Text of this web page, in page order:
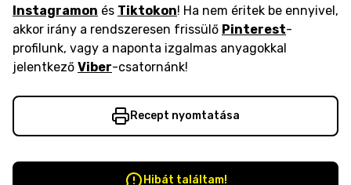
Instagramon és Tiktokon! Ha nem éritek be ennyivel,
akkor irány a rendszeresen frissülő Pinterest-
profilunk, vagy a naponta izgalmas anyagokkal
jelentkező Viber-csatornánk!
Recept nyomtatása
Hibát találtam!